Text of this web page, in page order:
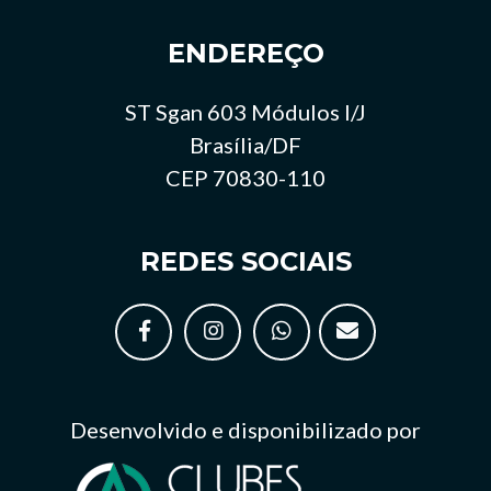
ENDEREÇO
ST Sgan 603 Módulos I/J
Brasília/DF
CEP 70830-110
REDES SOCIAIS
Desenvolvido e disponibilizado por